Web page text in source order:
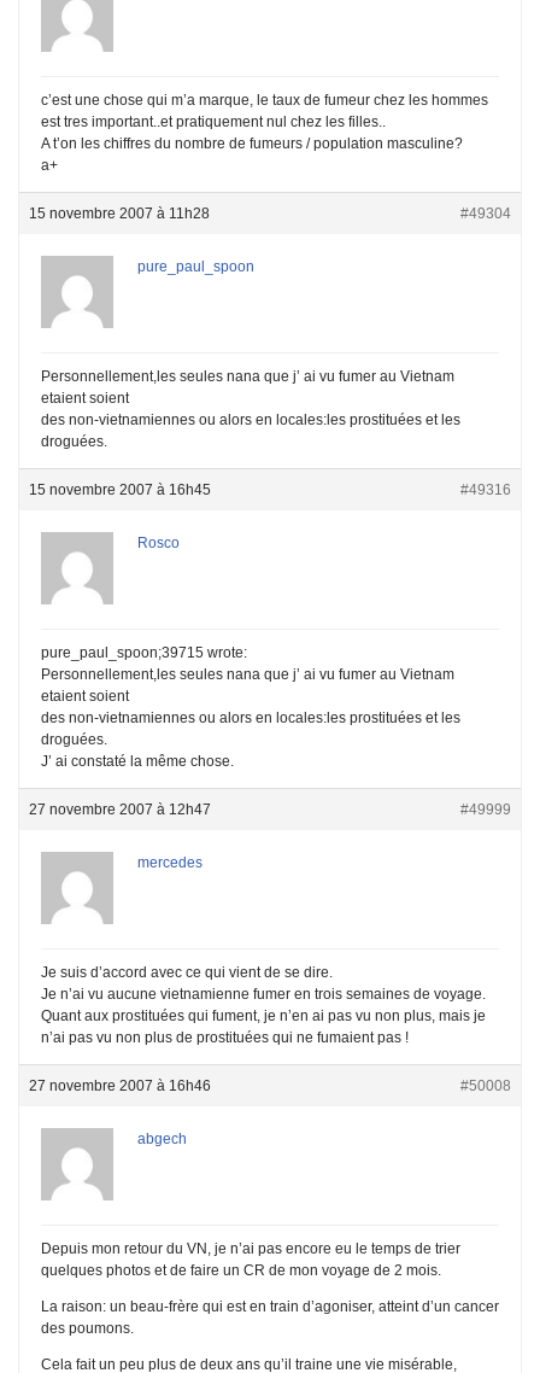
c’est une chose qui m’a marque, le taux de fumeur chez les hommes
est tres important..et pratiquement nul chez les filles..
A t’on les chiffres du nombre de fumeurs / population masculine?
a+
15 novembre 2007 à 11h28 #49304
pure_paul_spoon
Personnellement,les seules nana que j’ ai vu fumer au Vietnam
etaient soient
des non-vietnamiennes ou alors en locales:les prostituées et les
droguées.
15 novembre 2007 à 16h45 #49316
Rosco
pure_paul_spoon;39715 wrote:
Personnellement,les seules nana que j’ ai vu fumer au Vietnam
etaient soient
des non-vietnamiennes ou alors en locales:les prostituées et les
droguées.
J’ ai constaté la même chose.
27 novembre 2007 à 12h47 #49999
mercedes
Je suis d’accord avec ce qui vient de se dire.
Je n’ai vu aucune vietnamienne fumer en trois semaines de voyage.
Quant aux prostituées qui fument, je n’en ai pas vu non plus, mais je
n’ai pas vu non plus de prostituées qui ne fumaient pas !
27 novembre 2007 à 16h46 #50008
abgech
Depuis mon retour du VN, je n’ai pas encore eu le temps de trier
quelques photos et de faire un CR de mon voyage de 2 mois.
La raison: un beau-frère qui est en train d’agoniser, atteint d’un cancer
des poumons.
Cela fait un peu plus de deux ans qu’il traine une vie misérable,